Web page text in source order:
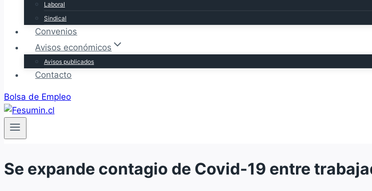
Laboral
Sindical
Convenios
Avisos económicos
Avisos publicados
Contacto
Bolsa de Empleo
Se expande contagio de Covid-19 entre